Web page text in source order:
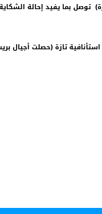
توصل بما يفيد إحالة
بتاريخ 28 فبراير 2013 للوكيل العام